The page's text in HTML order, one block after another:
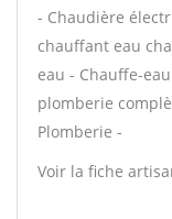
- Chaudière
chauffant eau
eau - Chauffe-
plomberie
Plomberie -
Voir la fiche